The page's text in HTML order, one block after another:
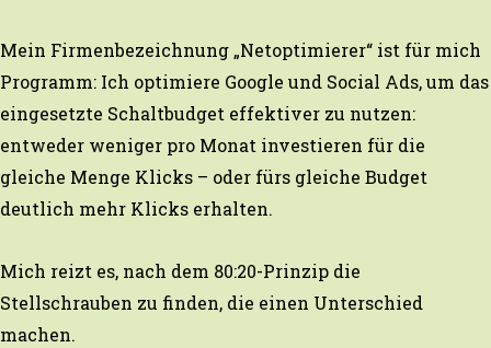
Mein Firmenbezeichnung „Netoptimierer“ ist für mich
Programm: Ich optimiere Google und Social Ads, um das
eingesetzte Schaltbudget effektiver zu nutzen:
entweder weniger pro Monat investieren für die
gleiche Menge Klicks – oder fürs gleiche Budget
deutlich mehr Klicks erhalten.
Mich reizt es, nach dem 80:20-Prinzip die
Stellschrauben zu finden, die einen Unterschied
machen.